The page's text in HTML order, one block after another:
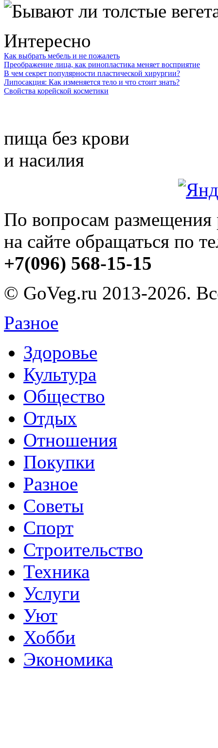
Интересно
Как выбрать мебель и не пожалеть
Преображение лица, как ринопластика меняет восприятие
В чем секрет популярности пластической хирургии?
Липосакция: Как изменяется тело и что стоит знать?
Свойства корейской косметики
пища без крови
и насилия
По вопросам размещения
на сайте обращаться по
+7(096) 568-15-15
© GoVeg.ru 2013-2026.
Разное
Здоровье
Культура
Общество
Отдых
Отношения
Покупки
Разное
Советы
Спорт
Строительство
Техника
Услуги
Уют
Хобби
Экономика